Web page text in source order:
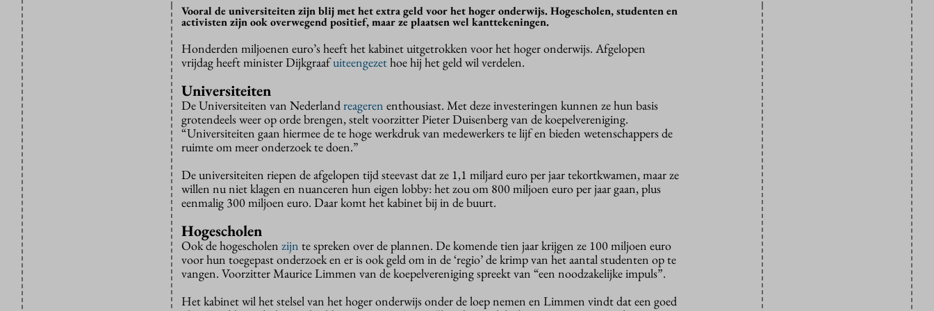
Vooral de universiteiten zijn blij met het extra geld voor het hoger onderwijs. Hogescholen, studenten en
activisten zijn ook overwegend positief, maar ze plaatsen wel kanttekeningen.
Honderden miljoenen euro’s heeft het kabinet uitgetrokken voor het hoger onderwijs. Afgelopen
vrijdag heeft minister Dijkgraafuiteengezethoe hij het geld wil verdelen.
Universiteiten
De Universiteiten van Nederlandreageren enthousiast. Met deze investeringen kunnen ze hun basis
grotendeels weer op orde brengen, stelt voorzitter Pieter Duisenberg van de koepelvereniging.
“Universiteiten gaan hiermee de te hoge werkdruk van medewerkers te lijf en bieden wetenschappers de
ruimte om meer onderzoek te doen.”
De universiteiten riepen de afgelopen tijd steevast dat ze 1,1 miljard euro per jaar tekortkwamen, maar ze
willen nu niet klagen en nuanceren hun eigen lobby: het zou om 800 miljoen euro per jaar gaan, plus
eenmalig 300 miljoen euro. Daar komt het kabinet bij in de buurt.
Hogescholen
Ook de hogescholen zijn te spreken over de plannen. De komende tien jaar krijgen ze 100 miljoen euro
voor hun toegepast onderzoek en er is ook geld om in de ‘regio’ de krimp van het aantal studenten op te
vangen. Voorzitter Maurice Limmen van de koepelvereniging spreekt van “een noodzakelijke impuls”.
Het kabinet wil het stelsel van het hoger onderwijs onder de loep nemen en Limmen vindt dat een goed